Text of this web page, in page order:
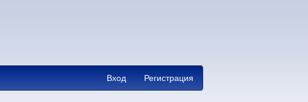
Регистрация
Вход